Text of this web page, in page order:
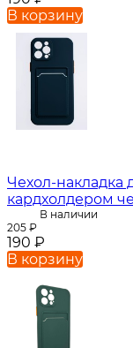
В корзину
Чехол-накладка
кардхолдером
В наличии
205 ₽
190 ₽
В корзину